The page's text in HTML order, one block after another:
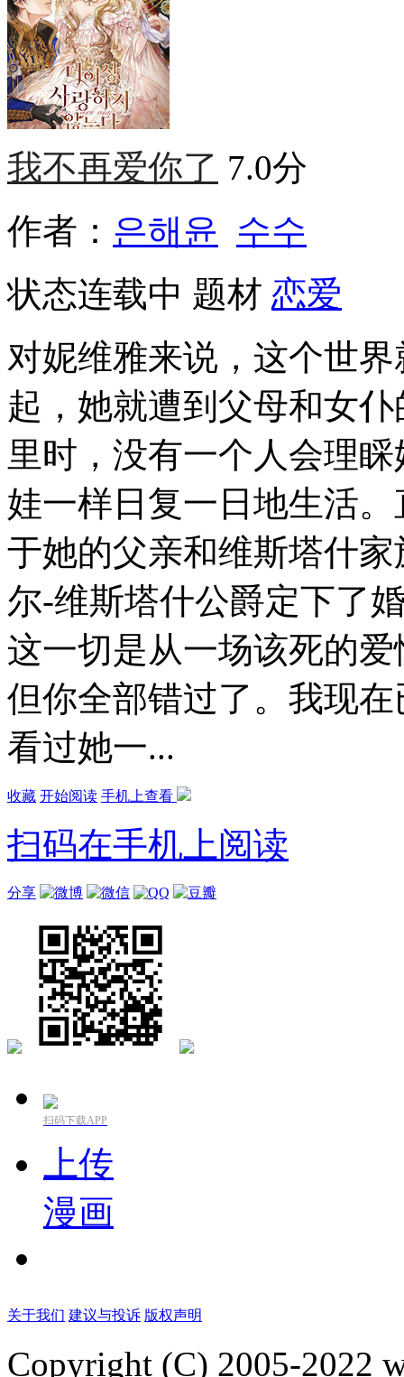
我不再爱你了 7.0分
作者： 은해윤 수수
状态连载中 题材 恋爱
对妮维雅来说，这个世
起，她就遭到父母和女
里时，没有一个人会理
娃一样日复一日地生活
于她的父亲和维斯塔什
尔-维斯塔什公爵定下了
这一切是从一场该死的
但你全部错过了。我现
看过她一...
收藏 开始阅读 手机上查看
扫码在手机上阅读
分享
扫码下载APP
上传
漫画
关于我们 建议与投诉 版权声明
Copyright (C) 2005-2022